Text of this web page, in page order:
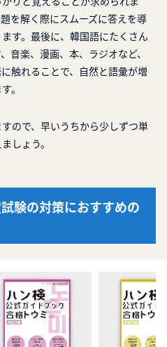
を解く際にスムーズに答えを導
す。最後に、韓国語にたくさん
音楽、漫画、本、ラジオなど、
触れることで、自然と語彙が増
。
ので、早いうちから少しずつ単
しょう。
験の対策におすすめの